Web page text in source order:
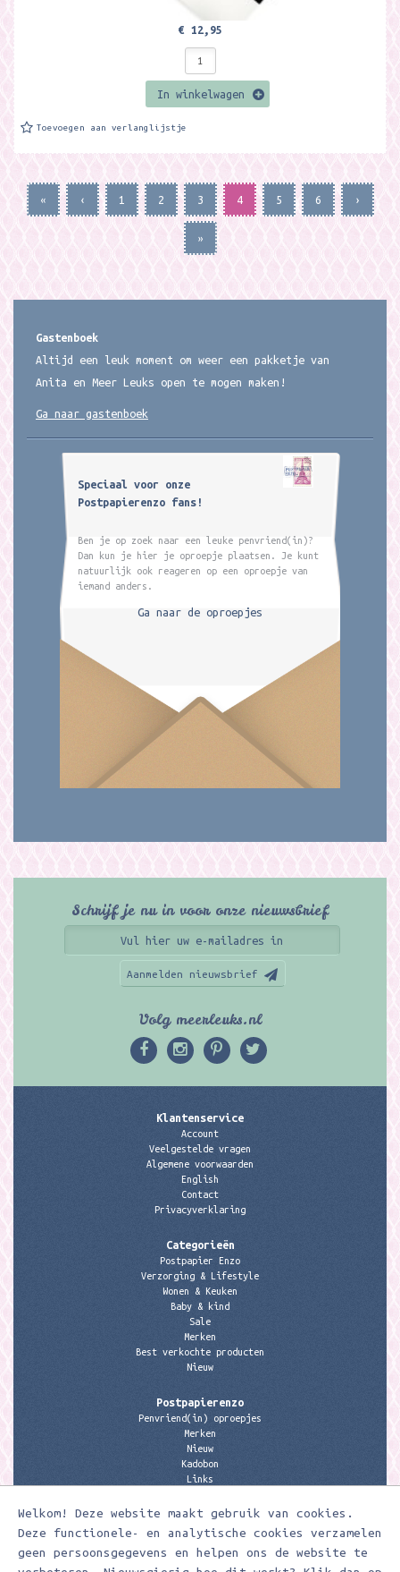
Welkom! Deze website maakt gebruik van cookies.
Deze functionele- en analytische cookies verzamelen
geen persoonsgegevens en helpen ons de website te
€ 12,95
In winkelwagen
Toevoegen aan verlanglijstje
« ‹ 1 2 3 4 5 6 ›
»
Gastenboek
Altijd een leuk moment om weer een pakketje van
Anita en Meer Leuks open te mogen maken!
Ga naar gastenboek
Speciaal voor onze
Postpapierenzo fans!
Ben je op zoek naar een leuke penvriend(in)?
Dan kun je hier je oproepje plaatsen. Je kunt
natuurlijk ook reageren op een oproepje van
iemand anders.
Ga naar de oproepjes
Schrijf je nu in voor onze nieuwsbrief
Aanmelden nieuwsbrief
Volg meerleuks.nl
Klantenservice
Account
Veelgestelde vragen
Algemene voorwaarden
English
Contact
Privacyverklaring
Categorieën
Postpapier Enzo
Verzorging & Lifestyle
Wonen & Keuken
Baby & kind
Sale
Merken
Best verkochte producten
Nieuw
Postpapierenzo
Penvriend(in) oproepjes
Merken
Nieuw
Kadobon
Links
Contactgegevens
Meerleuks
anita@meerleuks.nl
06 – 107 163 36